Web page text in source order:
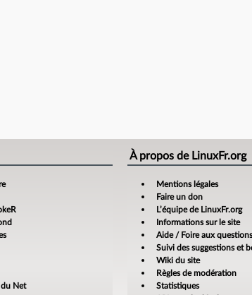
du Net
À propos de LinuxFr.org
Mentions légales
Faire un don
L’équipe de LinuxFr.org
Informations sur le site
Aide / Foire aux questions
Suivi des suggestions et
Wiki du site
Règles de modération
Statistiques